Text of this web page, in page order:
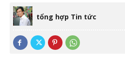
tổng hợp Tin tức